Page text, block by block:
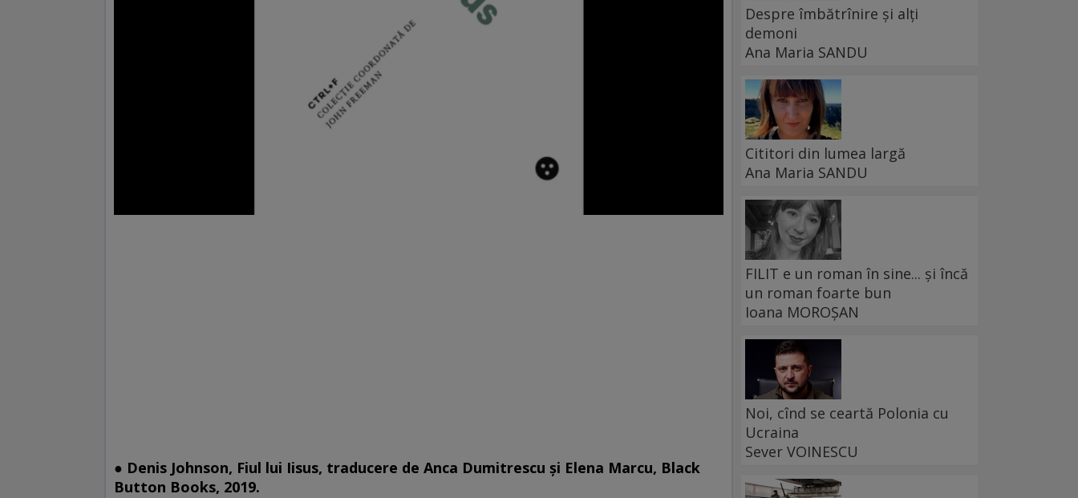
● Denis Johnson, Fiul lui Iisus, traducere de Anca Dumitrescu şi Elena Marcu, Black
Button Books, 2019.
Despre îmbătrînire și alți
demoni
Ana Maria SANDU
Cititori din lumea largă
Ana Maria SANDU
FILIT e un roman în sine... și încă
un roman foarte bun
Ioana MOROȘAN
Noi, cînd se ceartă Polonia cu
Ucraina
Sever VOINESCU